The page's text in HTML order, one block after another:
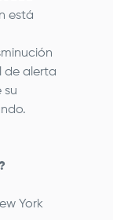
está
de alerta
su
York